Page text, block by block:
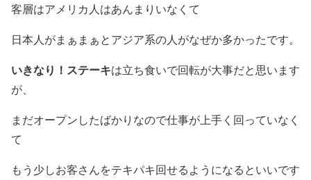
客層はアメリカ人はあんまりいなくて
日本人がまぁまぁとアジア系の人がなぜか多かったです。
いきなり！ステーキは立ち食いで回転が大事だと思います
が、
まだオープンしたばかりなので仕事が上手く回っていなく
て
もう少しお客さんをテキパキ回せるようになるといいです